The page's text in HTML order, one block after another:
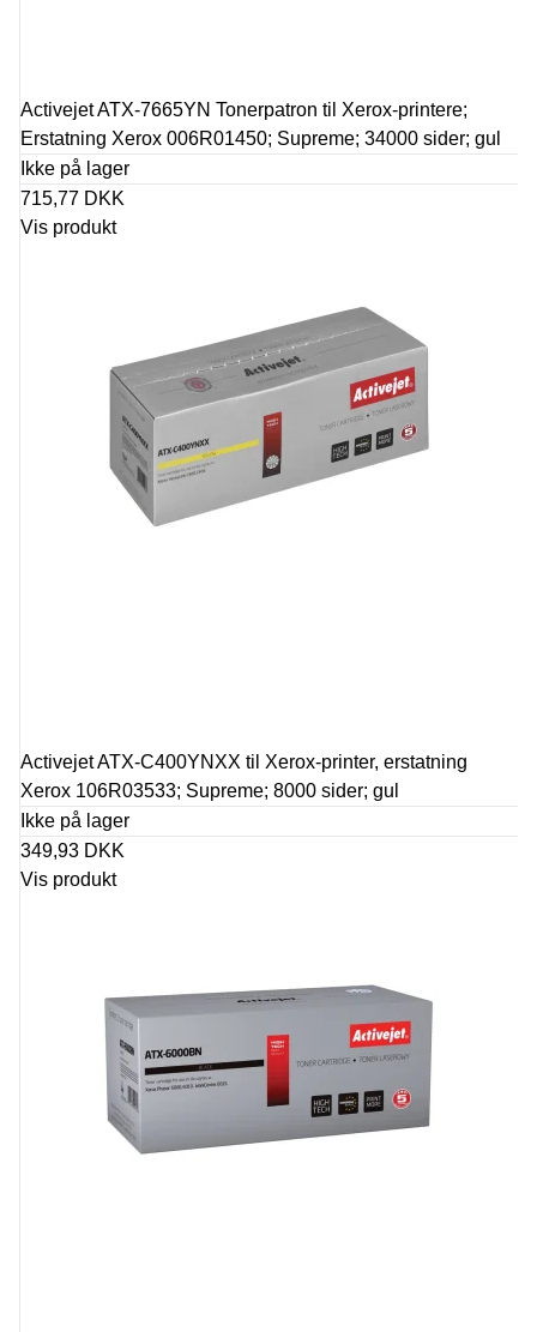
Activejet ATX-7665YN Tonerpatron til Xerox-printere;
Erstatning Xerox 006R01450; Supreme; 34000 sider; gul
Ikke på lager
715,77 DKK
Vis produkt
Activejet ATX-C400YNXX til Xerox-printer, erstatning
Xerox 106R03533; Supreme; 8000 sider; gul
Ikke på lager
349,93 DKK
Vis produkt